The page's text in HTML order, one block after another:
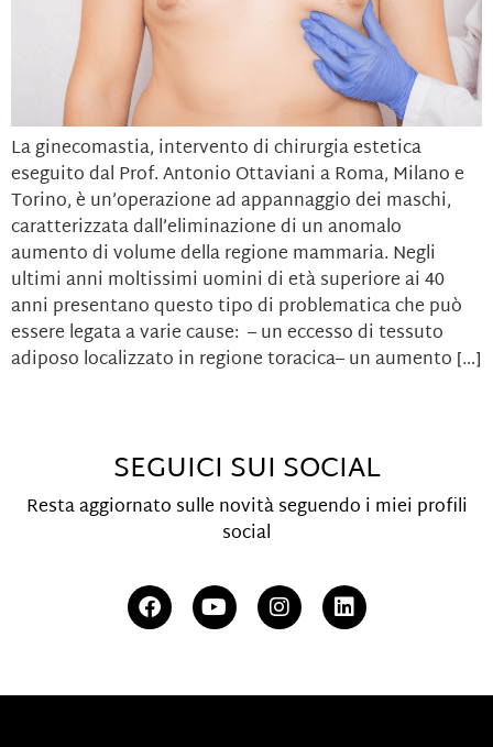
La ginecomastia, intervento di chirurgia estetica
eseguito dal Prof. Antonio Ottaviani a Roma, Milano e
Torino, è un’operazione ad appannaggio dei maschi,
caratterizzata dall’eliminazione di un anomalo
aumento di volume della regione mammaria. Negli
ultimi anni moltissimi uomini di età superiore ai 40
anni presentano questo tipo di problematica che può
essere legata a varie cause: – un eccesso di tessuto
adiposo localizzato in regione toracica– un aumento […]
SEGUICI SUI SOCIAL
Resta aggiornato sulle novità seguendo i miei profili
social